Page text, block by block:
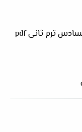
المذكرة : تحميل كتاب بت باى بت للصف السادس ترم ثانى pdf